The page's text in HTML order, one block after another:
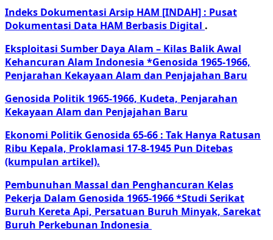
Indeks Dokumentasi Arsip HAM [INDAH] : Pusat
Dokumentasi Data HAM Berbasis Digital .
Eksploitasi Sumber Daya Alam – Kilas Balik Awal
Kehancuran Alam Indonesia *Genosida 1965-1966,
Penjarahan Kekayaan Alam dan Penjajahan Baru
Genosida Politik 1965-1966, Kudeta, Penjarahan
Kekayaan Alam dan Penjajahan Baru
Ekonomi Politik Genosida 65-66 : Tak Hanya Ratusan
Ribu Kepala, Proklamasi 17-8-1945 Pun Ditebas
(kumpulan artikel).
Pembunuhan Massal dan Penghancuran Kelas
Pekerja Dalam Genosida 1965-1966 *Studi Serikat
Buruh Kereta Api, Persatuan Buruh Minyak, Sarekat
Buruh Perkebunan Indonesia